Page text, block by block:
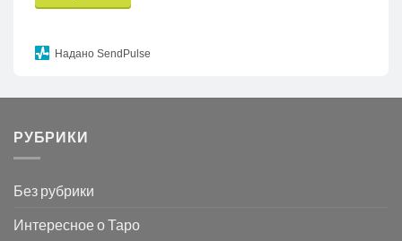
Надано SendPulse
РУБРИКИ
Без рубрики
Интересное о Таро